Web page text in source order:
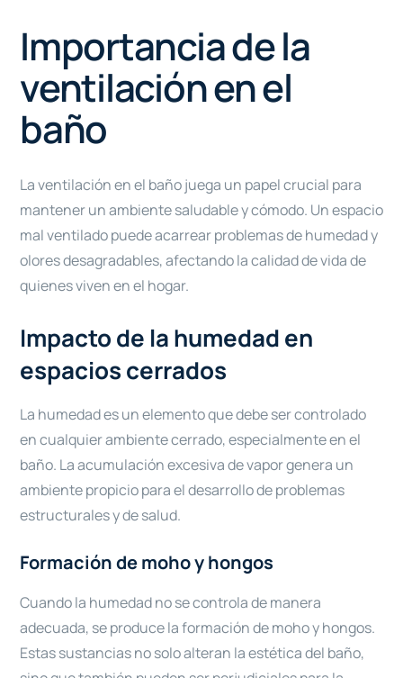
Importancia de la
ventilación en el
baño
La ventilación en el baño juega un papel crucial para
mantener un ambiente saludable y cómodo. Un espacio
mal ventilado puede acarrear problemas de humedad y
olores desagradables, afectando la calidad de vida de
quienes viven en el hogar.
Impacto de la humedad en
espacios cerrados
La humedad es un elemento que debe ser controlado
en cualquier ambiente cerrado, especialmente en el
baño. La acumulación excesiva de vapor genera un
ambiente propicio para el desarrollo de problemas
estructurales y de salud.
Formación de moho y hongos
Cuando la humedad no se controla de manera
adecuada, se produce la formación de moho y hongos.
Estas sustancias no solo alteran la estética del baño,